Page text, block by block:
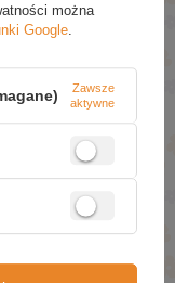
można
Google
Zawsze
aktywne